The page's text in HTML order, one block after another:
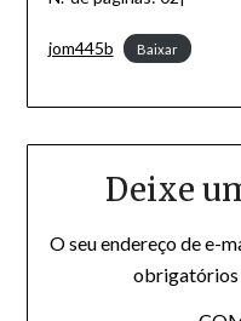
jom445b Baixar
Deixe
O seu endereço de e-
obrigatórios